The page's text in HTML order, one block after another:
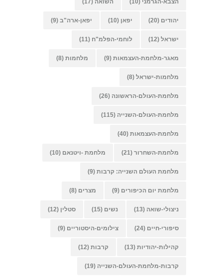
הצבא-הגרמני (10) השואה (17)
יהודים (20) יפאן (10) יפאן-ארה"ב (9)
ישראל (12) לוחמי-הפלמ"ח (11)
מאגר-מלחמת-העצמאות (9) מלחמות (8)
מלחמות-ישראל (8)
מלחמת-העולם-הראשונה (26)
מלחמת-העולם-השנייה (115)
מלחמת-העצמאות (40)
מלחמת-השחרור (21) מלחמת -ויטנאם (10)
מלחמת העולם השנייה: קרבות (9)
מלחמת יום הכיפורים (9) מצרים (8)
ניצולי-שואה (13) נשים (15) סטלין (12)
סיפורי-חיים (24) צילומים-היסטוריים (9)
קהילות-יהודיות (13) קרבות (12)
קרבות-מלחמת-העולם-השנייה (19)